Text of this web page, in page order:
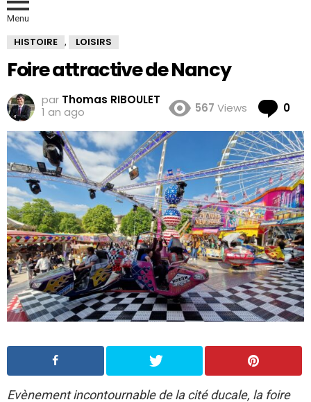
Menu
HISTOIRE , LOISIRS
Foire attractive de Nancy
par Thomas RIBOULET
1 an ago
567 Views 0
Evènement incontournable de la cité ducale, la foire